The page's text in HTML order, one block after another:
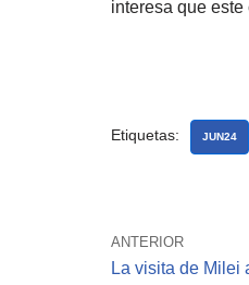
interesa que
Etiquetas: JUN24
ANTERIOR
La visita de Milei